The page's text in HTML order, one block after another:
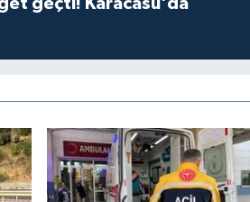
geçti! Karacasu'da